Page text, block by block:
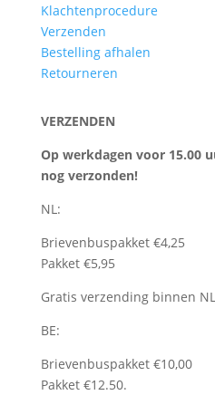
Klachtenprocedure
Verzenden
Bestelling afhalen
Retourneren
VERZENDEN
Op werkdagen voor 15.00
nog verzonden!
NL:
Brievenbuspakket €4,25
Pakket €5,95
Gratis verzending binnen
BE:
Brievenbuspakket €10,00
Pakket €12.50.